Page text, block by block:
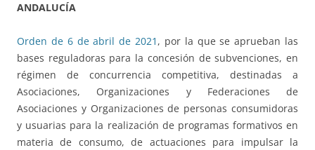
ANDALUCÍA
Orden de 6 de abril de 2021 , por la que se aprueban las
bases reguladoras para la concesión de subvenciones, en
régimen de concurrencia competitiva, destinadas a
Asociaciones, Organizaciones y Federaciones de
Asociaciones y Organizaciones de personas consumidoras
y usuarias para la realización de programas formativos en
materia de consumo, de actuaciones para impulsar la